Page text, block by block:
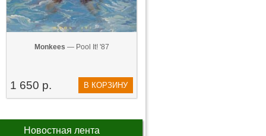
Monkees — Pool It! '87
1 650 р. В КОРЗИНУ
Новостная лента